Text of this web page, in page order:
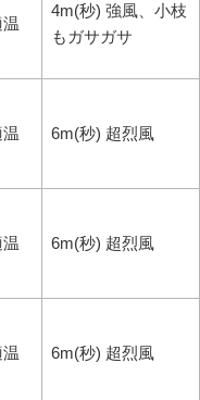
4m(秒) 強風、小枝
もガサガサ
6m(秒) 超烈風
6m(秒) 超烈風
6m(秒) 超烈風